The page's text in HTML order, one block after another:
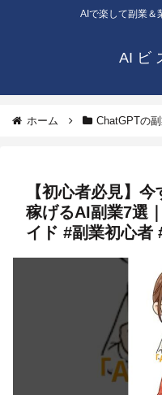
AIで楽して副業＆
AI ビ
ホーム ChatGPTの
【初心者必見】
稼げるAI副業7選
イド #副業初心者